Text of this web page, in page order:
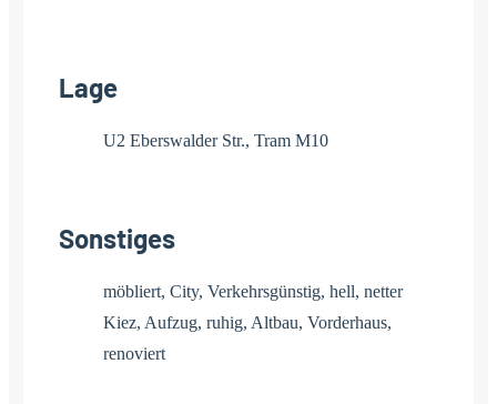
Lage
U2 Eberswalder Str., Tram M10
Sonstiges
möbliert, City, Verkehrsgünstig, hell, netter
Kiez, Aufzug, ruhig, Altbau, Vorderhaus,
renoviert